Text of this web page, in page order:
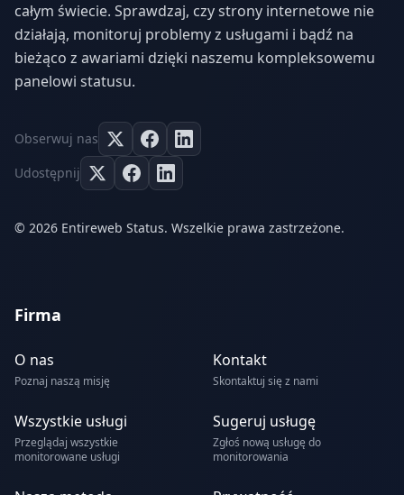
całym świecie. Sprawdzaj, czy strony internetowe nie
działają, monitoruj problemy z usługami i bądź na
bieżąco z awariami dzięki naszemu kompleksowemu
panelowi statusu.
Obserwuj nas
Udostępnij
© 2026 Entireweb Status. Wszelkie prawa zastrzeżone.
Firma
O nas
Poznaj naszą misję
Kontakt
Skontaktuj się z nami
Wszystkie usługi
Przeglądaj wszystkie
monitorowane usługi
Sugeruj usługę
Zgłoś nową usługę do
monitorowania